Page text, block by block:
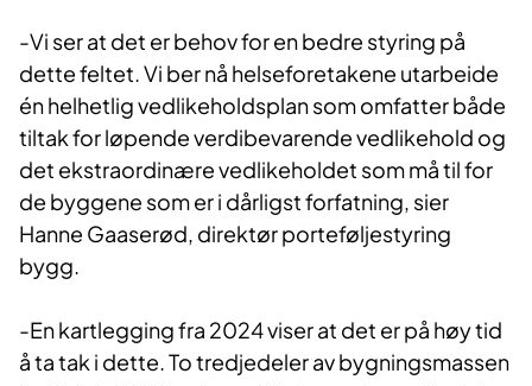
-Vi ser at det er behov for en bedre styring på
dette feltet. Vi ber nå helseforetakene utarbeide
én helhetlig vedlikeholdsplan som omfatter både
tiltak for løpende verdibevarende vedlikehold og
det ekstraordinære vedlikeholdet som må til for
de byggene som er i dårligst forfatning, sier
Hanne Gaaserød, direktør porteføljestyring
bygg.
-En kartlegging fra 2024 viser at det er på høy tid
å ta tak i dette. To tredjedeler av bygningsmassen